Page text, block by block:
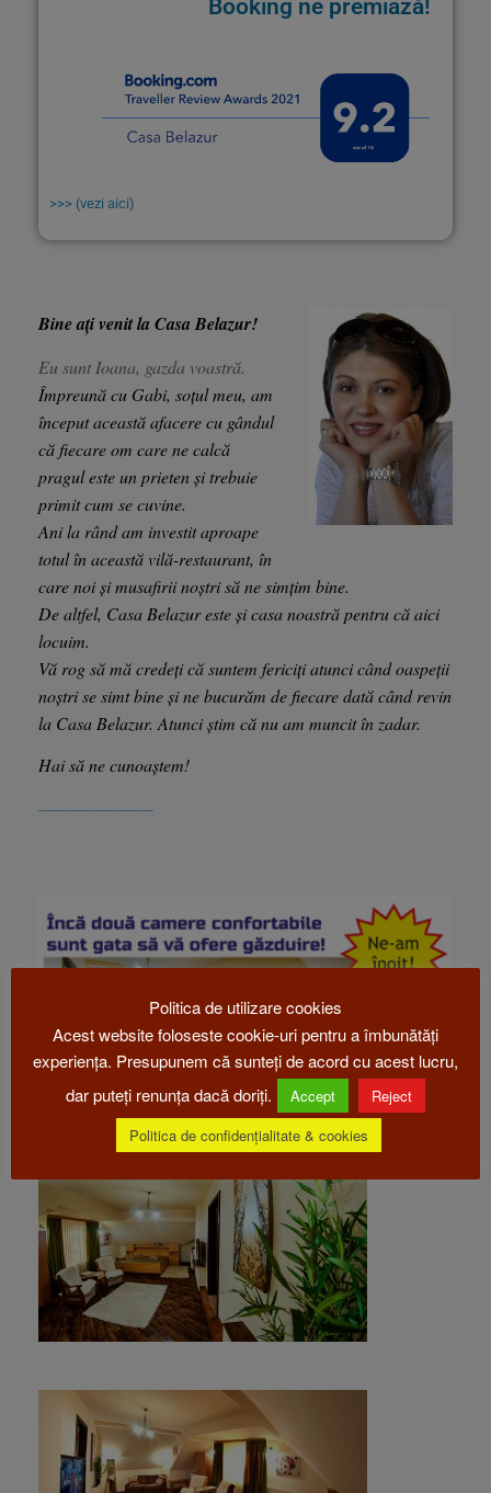
Booking ne premiază!
>>> (vezi aici)
Bine ați venit la Casa Belazur!
Eu sunt Ioana, gazda voastră.
Împreună cu Gabi, soțul meu, am
început această afacere cu gândul
că fiecare om care ne calcă
pragul este un prieten și trebuie
primit cum se cuvine.
Ani la rând am investit aproape
totul în această vilă-restaurant, în
care noi și musafirii noștri să ne simțim bine.
De altfel, Casa Belazur este și casa noastră pentru că aici
locuim.
Vă rog să mă credeți că suntem fericiți atunci când oaspeții
noștri se simt bine și ne bucurăm de fiecare dată când revin
la Casa Belazur. Atunci știm că nu am muncit în zadar.
Hai să ne cunoaștem!
Politica de utilizare cookies
Acest website foloseste cookie-uri pentru a îmbunătăți
experiența. Presupunem că sunteți de acord cu acest lucru,
dar puteți renunța dacă doriți.
Accept
Reject
Politica de confidențialitate & cookies